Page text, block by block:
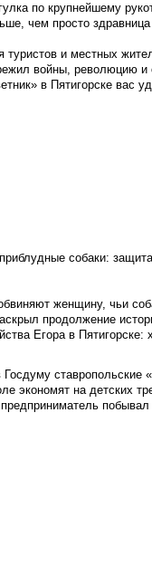
по крупнейшему
чем просто здравница
туристов и местных
войны, революцию
в Пятигорске вас
собаки:
женщину, чьи
продолжение
Егора в Пятигорске:
ставропольские
экономят на детских
предприниматель